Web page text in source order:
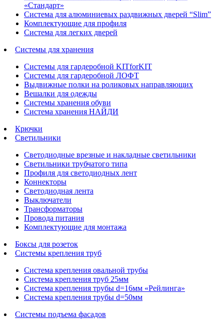
«Стандарт»
Система для алюминиевых раздвижных дверей “Slim”
Комплектующие для профиля
Система для легких дверей
Системы для хранения
Системы для гардеробной KITforKIT
Системы для гардеробной ЛОФТ
Выдвижные полки на роликовых направляющих
Вешалки для одежды
Системы хранения обуви
Система хранения НАЙДИ
Крючки
Светильники
Светодиодные врезные и накладные светильники
Светильники трубчатого типа
Профиля для светодиодных лент
Коннекторы
Светодиодная лента
Выключатели
Трансформаторы
Провода питания
Комплектующие для монтажа
Боксы для розеток
Системы крепления труб
Система крепления овальной трубы
Система крепления труб 25мм
Система крепления трубы d=16мм «Рейлинга»
Система крепления трубы d=50мм
Системы подъема фасадов